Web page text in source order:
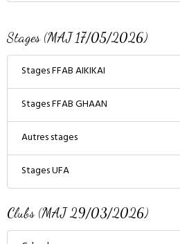
Stages (MAJ 17/05/2026)
Stages FFAB AIKIKAI
Stages FFAB GHAAN
Autres stages
Stages UFA
Clubs (MAJ 29/03/2026)